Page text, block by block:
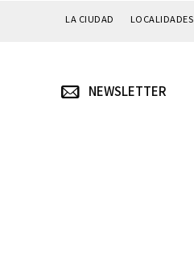
LA CIUDAD LOCALIDADES
NEWSLETTER